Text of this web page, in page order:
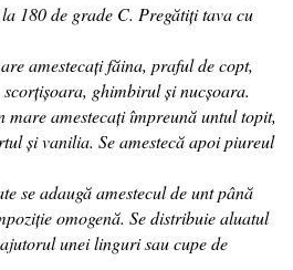
180 de grade C. Pregătiți tava cu
amestecați făina, praful de copt,
ghimbirul și nucșoara.
amestecați împreună untul topit,
și vanilia. Se amestecă apoi piureul
se adaugă amestecul de unt până
omogenă. Se distribuie aluatul
unei linguri sau cupe de